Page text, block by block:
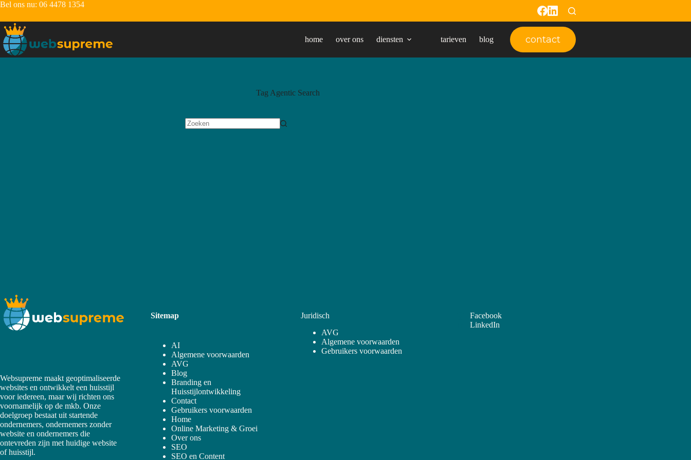
Bel ons nu: 06 4478 1354
home over ons diensten tarieven blog contact
Tag Agentic Search
Websupreme maakt geoptimaliseerde
websites en ontwikkelt een huisstijl
voor iedereen, maar wij richten ons
voornamelijk op de mkb. Onze
doelgroep bestaat uit startende
ondernemers, ondernemers zonder
website en ondernemers die
ontevreden zijn met huidige website
of huisstijl.
Sitemap
AI
Algemene voorwaarden
AVG
Blog
Branding en
Huisstijlontwikkeling
Contact
Gebruikers voorwaarden
Home
Online Marketing & Groei
Over ons
SEO
SEO en Content
Juridisch
AVG
Algemene voorwaarden
Gebruikers voorwaarden
Facebook
LinkedIn